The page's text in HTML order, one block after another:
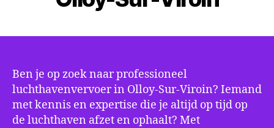
Ben je op zoek naar professioneel
luchthavenvervoer in Olloy-Sur-Viroin? Iemand
met kennis en expertise die je altijd op tijd op
de luchthaven afzet en ophaalt? Met